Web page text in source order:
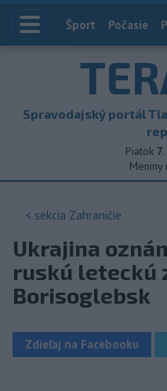
Index
Šport Počasie
Spravodajský portál
Piatok
Meniny
< sekcia Zahraničie
Ukrajina
ruskú leteckú
Borisoglebsk
Zdieľaj na Facebooku